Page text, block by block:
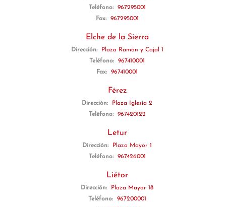
Teléfono:
967295001
Fax:
967295001
Elche de la Sierra
Dirección:
Plaza Ramón y Cajal 1
Teléfono:
967410001
Fax:
967410001
Férez
Dirección:
Plaza Iglesia 2
Teléfono:
967420122
Letur
Dirección:
Plaza Mayor 1
Teléfono:
967426001
Liétor
Dirección:
Plaza Mayor 18
Teléfono:
967200001